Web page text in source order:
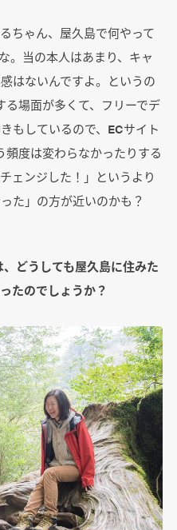
ちゃん、屋久島で何やって
。当の本人はあまり、キャ
はないんですよ。というの
場面が多くて、フリーでデ
もしているので、ECサイト
度は変わらなかったりする
ェンジした！」というより
た」の方が近いのかも？
どうしても屋久島に住みた
たのでしょうか？